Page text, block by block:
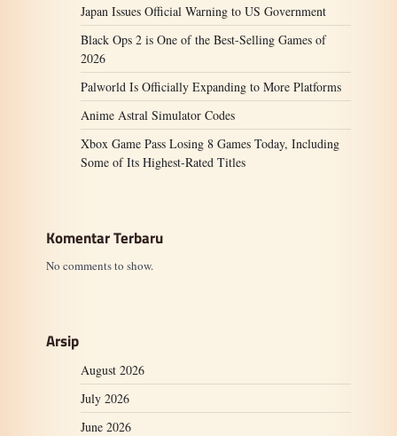
Japan Issues Official Warning to US Government
Black Ops 2 is One of the Best-Selling Games of
2026
Palworld Is Officially Expanding to More Platforms
Anime Astral Simulator Codes
Xbox Game Pass Losing 8 Games Today, Including
Some of Its Highest-Rated Titles
Komentar Terbaru
No comments to show.
Arsip
August 2026
July 2026
June 2026